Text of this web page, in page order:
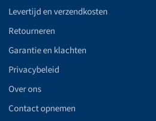
Levertijd en verzendkosten
Retourneren
Garantie en klachten
Privacybeleid
Over ons
Contact opnemen